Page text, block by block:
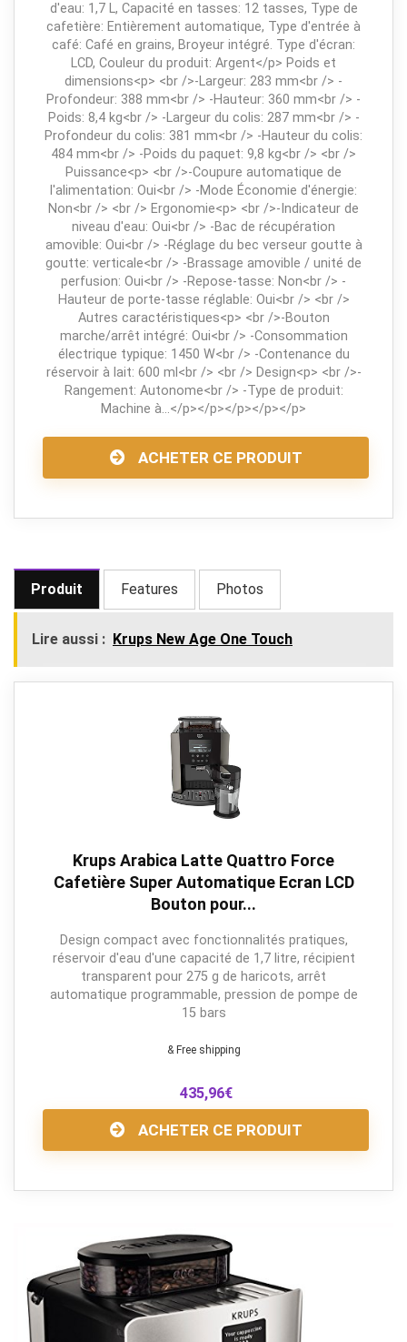
d'eau: 1,7 L, Capacité en tasses: 12 tasses, Type de
cafetière: Entièrement automatique, Type d'entrée à
café: Café en grains, Broyeur intégré. Type d'écran:
LCD, Couleur du produit: Argent</p> Poids et
dimensions<p> <br />-Largeur: 283 mm<br /> -
Profondeur: 388 mm<br /> -Hauteur: 360 mm<br /> -
Poids: 8,4 kg<br /> -Largeur du colis: 287 mm<br /> -
Profondeur du colis: 381 mm<br /> -Hauteur du colis:
484 mm<br /> -Poids du paquet: 9,8 kg<br /> <br />
Puissance<p> <br />-Coupure automatique de
l'alimentation: Oui<br /> -Mode Économie d'énergie:
Non<br /> <br /> Ergonomie<p> <br />-Indicateur de
niveau d'eau: Oui<br /> -Bac de récupération
amovible: Oui<br /> -Réglage du bec verseur goutte à
goutte: verticale<br /> -Brassage amovible / unité de
perfusion: Oui<br /> -Repose-tasse: Non<br /> -
Hauteur de porte-tasse réglable: Oui<br /> <br />
Autres caractéristiques<p> <br />-Bouton
marche/arrêt intégré: Oui<br /> -Consommation
électrique typique: 1450 W<br /> -Contenance du
réservoir à lait: 600 ml<br /> <br /> Design<p> <br />-
Rangement: Autonome<br /> -Type de produit:
Machine à...</p></p></p></p></p>
ACHETER CE PRODUIT
Produit Features Photos
Lire aussi : Krups New Age One Touch
Krups Arabica Latte Quattro Force
Cafetière Super Automatique Ecran LCD
Bouton pour...
Design compact avec fonctionnalités pratiques,
réservoir d'eau d'une capacité de 1,7 litre, récipient
transparent pour 275 g de haricots, arrêt
automatique programmable, pression de pompe de
15 bars
& Free shipping
435,96€
ACHETER CE PRODUIT